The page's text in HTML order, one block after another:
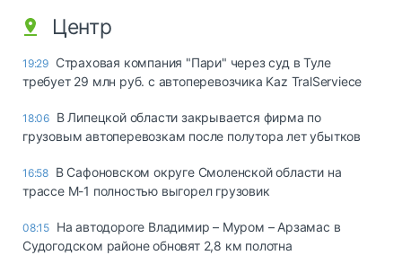
Центр
19:29 Страховая компания "Пари" через суд в Туле
требует 29 млн руб. с автоперевозчика Kaz TralServiece
18:06 В Липецкой области закрывается фирма по
грузовым автоперевозкам после полутора лет убытков
16:58 В Сафоновском округе Смоленской области на
трассе М-1 полностью выгорел грузовик
08:15 На автодороге Владимир – Муром – Арзамас в
Судогодском районе обновят 2,8 км полотна